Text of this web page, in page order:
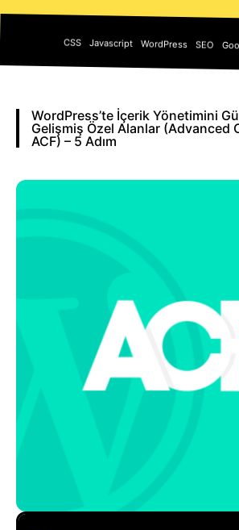
CSS Javascript WordPress SEO
WordPress’te İçerik Yönetimini
Gelişmiş Özel Alanlar (Advanced
ACF) – 5 Adım